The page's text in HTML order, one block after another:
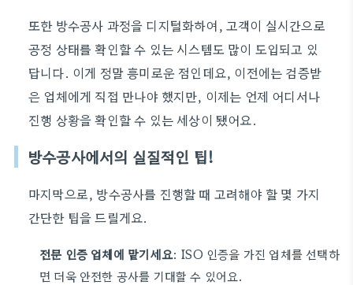
또한 방수공사 과정을 디지털화하여, 고객이 실시간으로
공정 상태를 확인할 수 있는 시스템도 많이 도입되고 있
답니다. 이게 정말 흥미로운 점인데요, 이전에는 검증받
은 업체에게 직접 만나야 했지만, 이제는 언제 어디서나
진행 상황을 확인할 수 있는 세상이 됐어요.
방수공사에서의 실질적인 팁!
마지막으로, 방수공사를 진행할 때 고려해야 할 몇 가지
간단한 팁을 드릴게요.
전문 인증 업체에 맡기세요: ISO 인증을 가진 업체를 선택하
면 더욱 안전한 공사를 기대할 수 있어요.